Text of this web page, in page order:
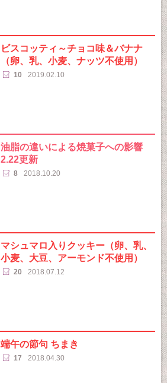
ビスコッティ～チョコ味＆バナナ
（卵、乳、小麦、ナッツ不使用）
10 2019.02.10
油脂の違いによる焼菓子への影響
2.22更新
8 2018.10.20
マシュマロ入りクッキー（卵、乳、
小麦、大豆、アーモンド不使用）
20 2018.07.12
端午の節句 ちまき
17 2018.04.30